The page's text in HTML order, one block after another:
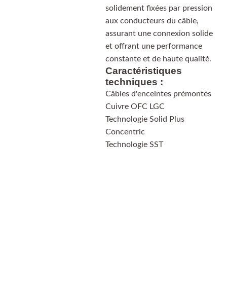
solidement fixées par pression
aux conducteurs du câble,
assurant une connexion solide
et offrant une performance
constante et de haute qualité.
Caractéristiques
techniques :
Câbles d'enceintes prémontés
Cuivre OFC LGC
Technologie Solid Plus
Concentric
Technologie SST